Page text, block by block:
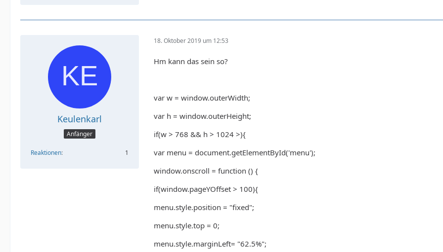
Keulenkarl
Anfänger
Reaktionen 1
18. Oktober 2019 um 12:53
Hm kann das sein so?
var w = window.outerWidth;
var h = window.outerHeight;
if(w > 768 && h > 1024 >){
var menu = document.getElementById('menu');
window.onscroll = function () {
if(window.pageYOffset > 100){
menu.style.position = "fixed";
menu.style.top = 0;
menu.style.marginLeft= "62.5%";